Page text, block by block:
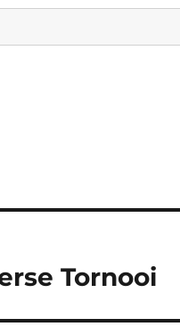
Tornooi